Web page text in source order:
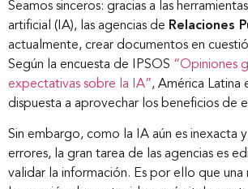
Seamos sinceros: gracias a las
artificial (IA), las agencias de Relaciones
actualmente, crear documentos en
Según la encuesta de IPSOS “Opiniones
expectativas sobre la IA”, América Latina
dispuesta a aprovechar los beneficios de
Sin embargo, como la IA aún es inexacta
errores, la gran tarea de las agencias es
validar la información. Es por ello que